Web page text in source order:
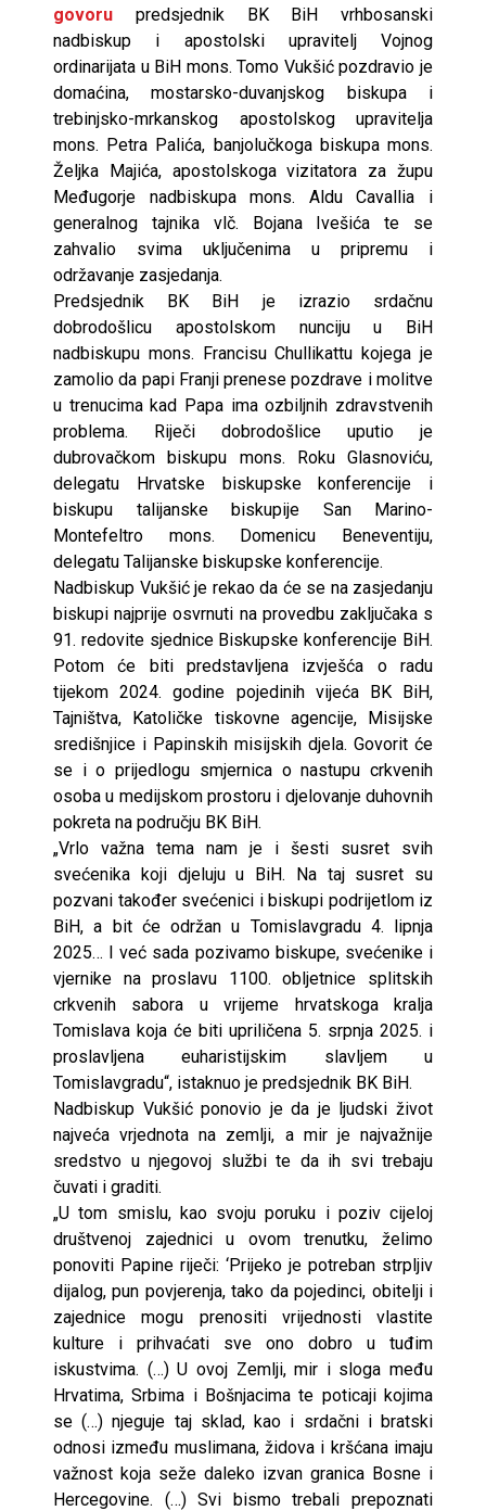
govoru predsjednik BK BiH vrhbosanski
nadbiskup i apostolski upravitelj Vojnog
ordinarijata u BiH mons. Tomo Vukšić pozdravio je
domaćina, mostarsko-duvanjskog biskupa i
trebinjsko-mrkanskog apostolskog upravitelja
mons. Petra Palića, banjolučkoga biskupa mons.
Željka Majića, apostolskoga vizitatora za župu
Međugorje nadbiskupa mons. Aldu Cavallia i
generalnog tajnika vlč. Bojana Ivešića te se
zahvalio svima uključenima u pripremu i
održavanje zasjedanja.
Predsjednik BK BiH je izrazio srdačnu
dobrodošlicu apostolskom nunciju u BiH
nadbiskupu mons. Francisu Chullikattu kojega je
zamolio da papi Franji prenese pozdrave i molitve
u trenucima kad Papa ima ozbiljnih zdravstvenih
problema. Riječi dobrodošlice uputio je
dubrovačkom biskupu mons. Roku Glasnoviću,
delegatu Hrvatske biskupske konferencije i
biskupu talijanske biskupije San Marino-
Montefeltro mons. Domenicu Beneventiju,
delegatu Talijanske biskupske konferencije.
Nadbiskup Vukšić je rekao da će se na zasjedanju
biskupi najprije osvrnuti na provedbu zaključaka s
91. redovite sjednice Biskupske konferencije BiH.
Potom će biti predstavljena izvješća o radu
tijekom 2024. godine pojedinih vijeća BK BiH,
Tajništva, Katoličke tiskovne agencije, Misijske
središnjice i Papinskih misijskih djela. Govorit će
se i o prijedlogu smjernica o nastupu crkvenih
osoba u medijskom prostoru i djelovanje duhovnih
pokreta na području BK BiH.
„Vrlo važna tema nam je i šesti susret svih
svećenika koji djeluju u BiH. Na taj susret su
pozvani također svećenici i biskupi podrijetlom iz
BiH, a bit će održan u Tomislavgradu 4. lipnja
2025… I već sada pozivamo biskupe, svećenike i
vjernike na proslavu 1100. obljetnice splitskih
crkvenih sabora u vrijeme hrvatskoga kralja
Tomislava koja će biti upriličena 5. srpnja 2025. i
proslavljena euharistijskim slavljem u
Tomislavgradu“, istaknuo je predsjednik BK BiH.
Nadbiskup Vukšić ponovio je da je ljudski život
najveća vrjednota na zemlji, a mir je najvažnije
sredstvo u njegovoj službi te da ih svi trebaju
čuvati i graditi.
„U tom smislu, kao svoju poruku i poziv cijeloj
društvenoj zajednici u ovom trenutku, želimo
ponoviti Papine riječi: ‘Prijeko je potreban strpljiv
dijalog, pun povjerenja, tako da pojedinci, obitelji i
zajednice mogu prenositi vrijednosti vlastite
kulture i prihvaćati sve ono dobro u tuđim
iskustvima. (…) U ovoj Zemlji, mir i sloga među
Hrvatima, Srbima i Bošnjacima te poticaji kojima
se (…) njeguje taj sklad, kao i srdačni i bratski
odnosi između muslimana, židova i kršćana imaju
važnost koja seže daleko izvan granica Bosne i
Hercegovine. (…) Svi bismo trebali prepoznati